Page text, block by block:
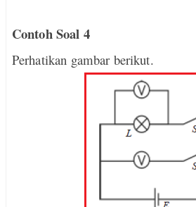
Contoh Soal 4
Perhatikan gambar berikut.